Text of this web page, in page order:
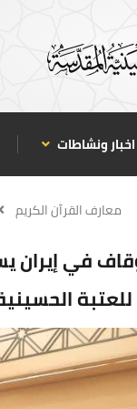
اخبار ونشاطات
معارف القرآن الكريم
في إيران
للعتبة